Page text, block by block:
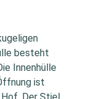
besteht
Innenhülle
ist
Hof. Der Stiel